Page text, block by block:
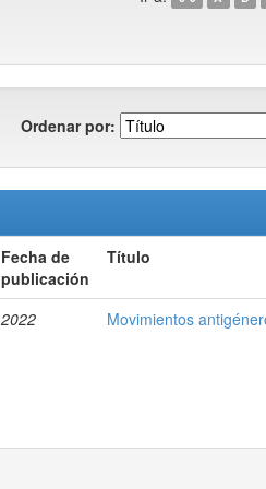
Ordenar por:
Fecha de
publicación
Título
2022 Movimientos